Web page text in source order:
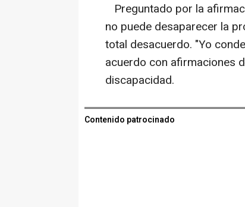
Preguntado por la
no puede desaparecer la
total desacuerdo. "Yo
acuerdo con afirmaciones
discapacidad.
Contenido patrocinado